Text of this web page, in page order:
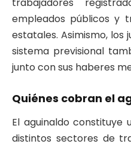
trabajadores
empleados públicos y
estatales. Asimismo, los
sistema previsional
junto con sus haberes
Quiénes cobran el
El aguinaldo constituye
distintos sectores de